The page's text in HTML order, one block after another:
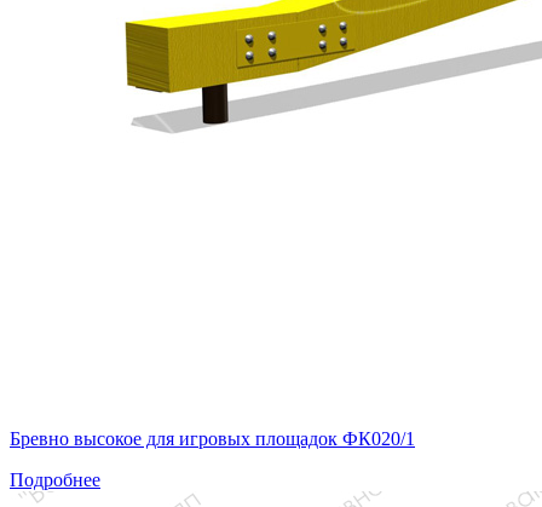
Бревно высокое для игровых площадок ФК020/1
Подробнее